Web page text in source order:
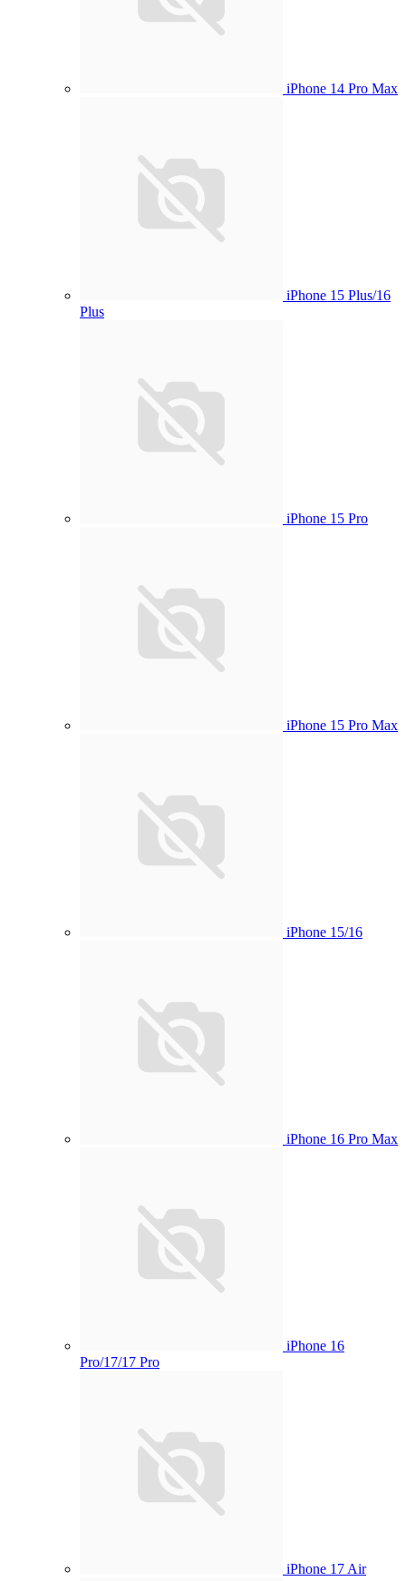
iPhone 14 Pro Max
iPhone 15 Plus/16
Plus
iPhone 15 Pro
iPhone 15 Pro Max
iPhone 15/16
iPhone 16 Pro Max
iPhone 16
Pro/17/17 Pro
iPhone 17 Air